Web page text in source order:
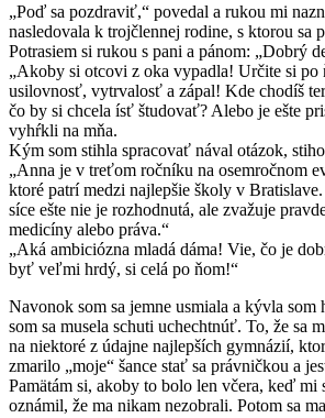
„Poď sa pozdraviť,“ povedal a rukou mi
nasledovala k trojčlennej rodine, s ktorou sa
Potrasiem si rukou s pani a pánom: „Dobrý
„Akoby si otcovi z oka vypadla! Určite si po
usilovnosť, vytrvalosť a zápal! Kde chodíš
čo by si chcela ísť študovať? Alebo je ešte
vyhŕkli na mňa.
Kým som stihla spracovať nával otázok,
„Anna je v treťom ročníku na osemročnom
ktoré patrí medzi najlepšie školy v
síce ešte nie je rozhodnutá, ale zvažuje
medicíny alebo práva.“
„Aká ambiciózna mladá dáma! Vie, čo je
byť veľmi hrdý, si celá po ňom!“
Navonok som sa jemne usmiala a kývla
som sa musela schuti uchechtnúť. To, že sa
na niektoré z údajne najlepších gymnázií,
zmarilo „moje“ šance stať sa právničkou a
Pamätám si, akoby to bolo len včera, keď mi
oznámil, že ma nikam nezobrali. Potom sa